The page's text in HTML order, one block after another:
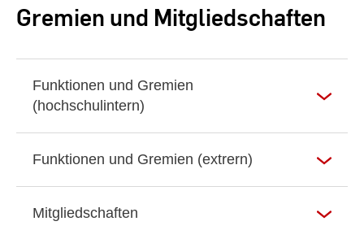
Gremien und Mitgliedschaften
Funktionen und Gremien
(hochschulintern)
Funktionen und Gremien (extrern)
Mitgliedschaften